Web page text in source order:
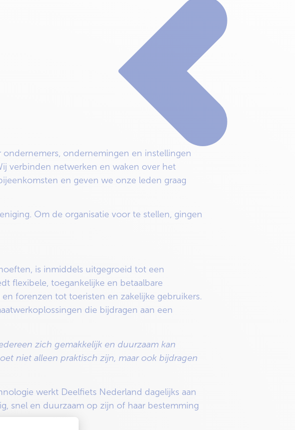
ondernemingen en instellingen
verbinden netwerken en waken over het
en geven we onze leden graag
Om de organisatie voor te stellen, gingen
is inmiddels uitgegroeid tot een
flexibele, toegankelijke en betaalbare
forenzen tot toeristen en zakelijke gebruikers.
die bijdragen aan een
zich gemakkelijk en duurzaam kan
niet alleen praktisch zijn, maar ook bijdragen
werkt Deelfiets Nederland dagelijks aan
snel en duurzaam op zijn of haar bestemming